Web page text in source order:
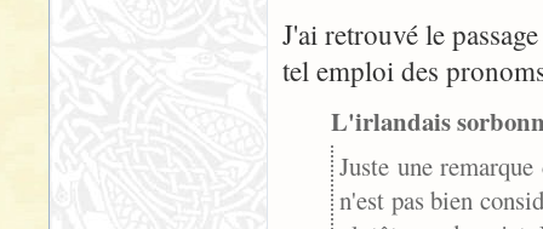
J'ai retrouvé le
tel emploi des
L'irlandais
Juste une
n'est pas bien